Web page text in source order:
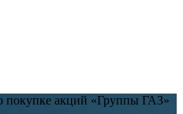
покупке акций «Группы ГАЗ»